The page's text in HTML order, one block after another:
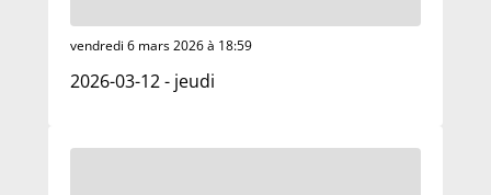
vendredi 6 mars 2026 à 18:59
2026-03-12 - jeudi